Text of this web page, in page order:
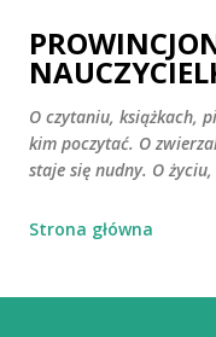
Przejdź
O czytaniu, książkach,
kim poczytać. O
staje się nudny. O
Strona główna